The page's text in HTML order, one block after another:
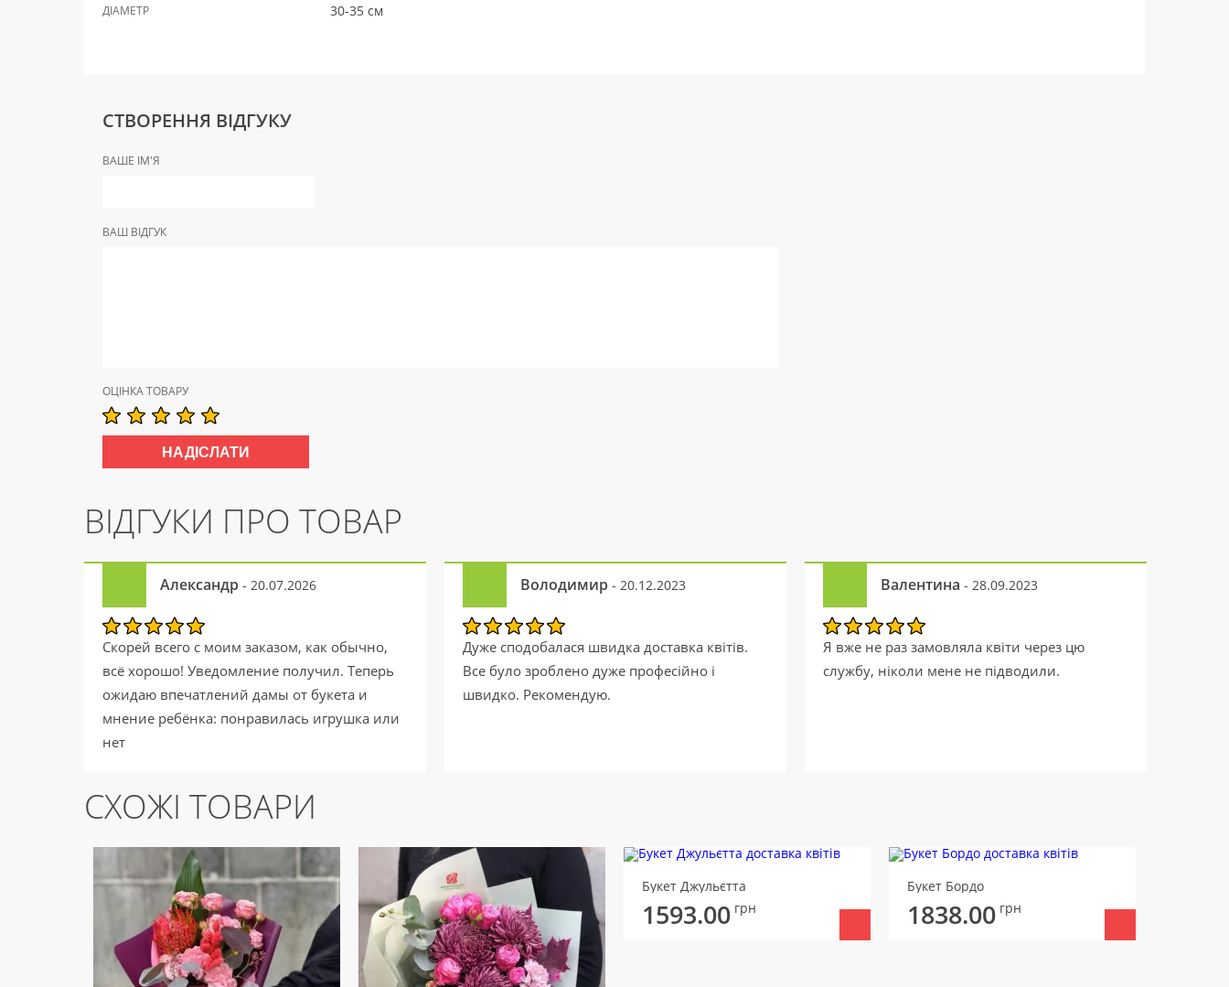
ДІАМЕТР 30-35 см
СТВОРЕННЯ ВІДГУКУ
ВАШЕ ІМ'Я
ВАШ ВІДГУК
ОЦІНКА ТОВАРУ
ВІДГУКИ ПРО ТОВАР
Александр - 20.07.2026
Скорей всего с моим заказом, как обычно,
всё хорошо! Уведомление получил. Теперь
ожидаю впечатлений дамы от букета и
мнение ребёнка: понравилась игрушка или
нет
Володимир - 20.12.2023
Дуже сподобалася швидка доставка квітів.
Все було зроблено дуже професійно і
швидко. Рекомендую.
Валентина - 28.09.2023
Я вже не раз замовляла квіти через цю
службу, ніколи мене не підводили.
СХОЖІ ТОВАРИ
Букет Джульєтта
1593.00 грн
Букет Бордо
1838.00 грн